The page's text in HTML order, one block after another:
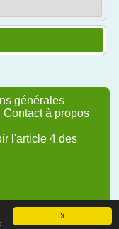
X
générales
Contact à propos
l'article 4 des